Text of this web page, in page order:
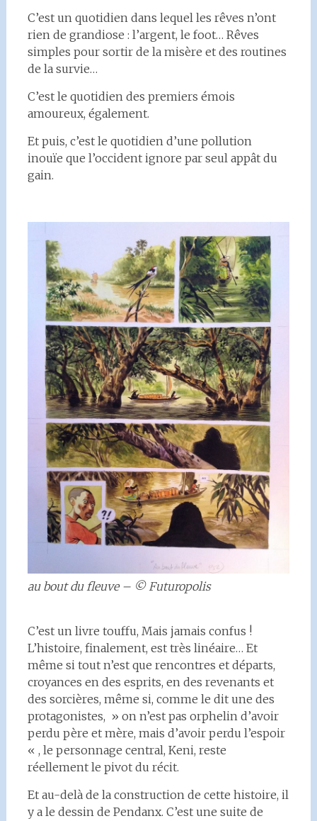
C’est un quotidien dans lequel les rêves n’ont
rien de grandiose : l’argent, le foot… Rêves
simples pour sortir de la misère et des routines
de la survie…
C’est le quotidien des premiers émois
amoureux, également.
Et puis, c’est le quotidien d’une pollution
inouïe que l’occident ignore par seul appât du
gain.
au bout du fleuve – © Futuropolis
C’est un livre touffu, Mais jamais confus !
L’histoire, finalement, est très linéaire… Et
même si tout n’est que rencontres et départs,
croyances en des esprits, en des revenants et
des sorcières, même si, comme le dit une des
protagonistes, » on n’est pas orphelin d’avoir
perdu père et mère, mais d’avoir perdu l’espoir
« , le personnage central, Keni, reste
réellement le pivot du récit.
Et au-delà de la construction de cette histoire, il
y a le dessin de Pendanx. C’est une suite de